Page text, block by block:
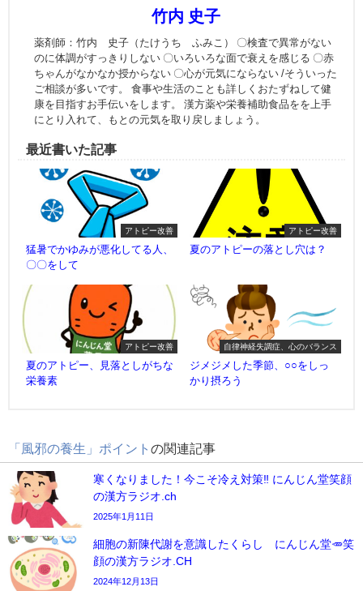
竹内 史子
薬剤師：竹内 史子（たけうち ふみこ） 〇検査で異常がない
のに体調がすっきりしない 〇いろいろな面で衰えを感じる 〇赤
ちゃんがなかなか授からない 〇心が元気にならない /そういった
ご相談が多いです。 食事や生活のことも詳しくおたずねして健
康を目指すお手伝いをします。 漢方薬や栄養補助食品をを上手
にとり入れて、もとの元気を取り戻しましょう。
最近書いた記事
アトピー改善
猛暑でかゆみが悪化してる人、
〇〇をして
アトピー改善
夏のアトピーの落とし穴は？
アトピー改善
夏のアトピー、見落としがちな
栄養素
自律神経失調症、心のバランス
ジメジメした季節、○○をしっ
かり摂ろう
「風邪の養生」ポイント の関連記事
寒くなりました！今こそ冷え対策‼️ にんじん堂笑顔
の漢方ラジオ.ch
2025年1月11日
細胞の新陳代謝を意識したくらし にんじん堂🥕笑
顔の漢方ラジオ.CH
2024年12月13日